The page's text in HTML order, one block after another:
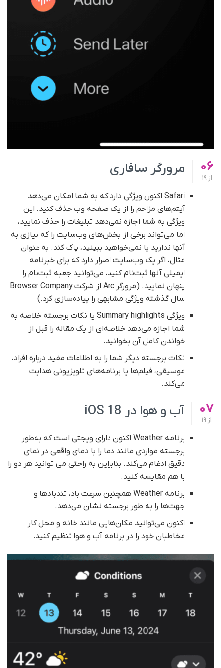
06
از
مرورگر سافاری
Safari اکنون ویژگی‌ دارد که به شما امکان می‌دهد
آیتم‌های مزاحم را از یک صفحه وب حذف کنید. این
ویژگی به شما اجازه نمی‌دهد تبلیغات را حذف نمایید،
اما می‌تواند برخی از بخش‌های وب‌سایت را که نیازی به
آنها ندارید یا نمی‌خواهید ببینید، پاک کند. به عنوان
مثال، اگر یک وب‌سایت اصرار دارد که برای خبرنامه
ایمیلی آنها ثبت‌نام کنید، می‌توانید جعبه ثبت‌نام را
پنهان نمایید. (مرورگر Arc از شرکت Browser Company
سال گذشته ویژگی مشابهی را پیاده‌سازی کرد.)
ویژگی Summary highlights یا نکات برجسته خلاصه به
شما اجازه می‌دهد خلاصه‌ای از یک مقاله را قبل از
خواندن کامل آن بخوانید.
نکات برجسته دیگر شما را به اطلاعات مفید درباره افراد،
موسیقی، فیلم‌ها یا برنامه‌های تلویزیونی هدایت
می‌کند.
07
از
آب و هوا در iOS 18
برنامه Weather اکنون دارای ویجتی است که به‌طور
برجسته مواردی مانند دما را با دمای واقعی در نمای
دقیق ادغام می‌کند. بنابراین به راحتی می توانید هر دو را
با هم مقایسه کنید.
برنامه Weather همچنین سرعت باد، تندبادها و
جهت‌ها را به طور برجسته نشان می‌دهد.
اکنون می‌توانید مکان‌هایی مانند خانه و محل کار
مخاطبان خود را در برنامه آب و هوا تنظیم کنید.